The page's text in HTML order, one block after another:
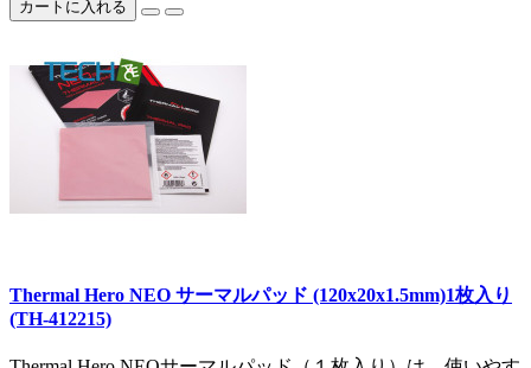
カートに入れる
Thermal Hero NEO サーマルパッド (120x20x1.5mm)1枚入り
(TH-412215)